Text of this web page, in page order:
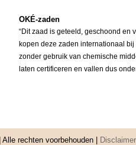
OKÉ-zaden
“Dit zaad is geteeld, geschoond en
kopen deze zaden internationaal
zonder gebruik van chemische
laten certificeren en vallen dus
| Alle rechten voorbehouden | Disclaimer